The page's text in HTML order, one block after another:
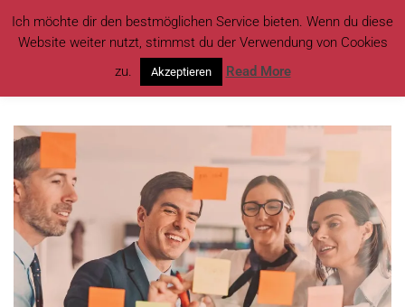
Ich möchte dir den bestmöglichen Service bieten. Wenn du diese
Website weiter nutzt, stimmst du der Verwendung von Cookies
zu.
Akzeptieren Read More